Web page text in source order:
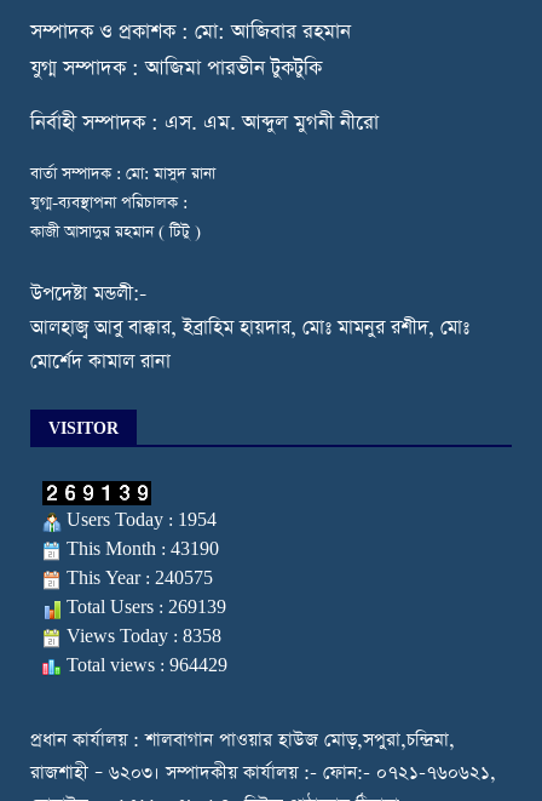
সম্পাদক ও প্রকাশক : মো: আজিবার রহমান
যুগ্ম সম্পাদক : আজিমা পারভীন টুকটুকি
নির্বাহী সম্পাদক : এস. এম. আব্দুল মুগনী নীরো
বার্তা সম্পাদক : মো: মাসুদ রানা
যুগ্ম-ব্যবস্থাপনা পরিচালক :
কাজী আসাদুর রহমান ( টিটু )
উপদেষ্টা মন্ডলী:-
আলহাজ্ব আবু বাক্কার, ইব্রাহিম হায়দার, মোঃ মামনুর রশীদ, মোঃ
মোর্শেদ কামাল রানা
VISITOR
Users Today : 1954
This Month : 43190
This Year : 240575
Total Users : 269139
Views Today : 8358
Total views : 964429
প্রধান কার্যালয় : শালবাগান পাওয়ার হাউজ মোড়,সপুরা,চন্দ্রিমা,
রাজশাহী – ৬২০৩। সম্পাদকীয় কার্যালয় :- ফোন:- ০৭২১-৭৬০৬২১,